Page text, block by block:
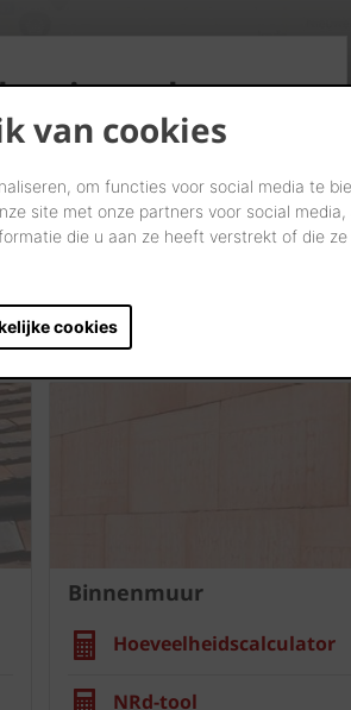
van cookies
om functies voor social media te
site met onze partners voor social
die u aan ze heeft verstrekt of die
cookies
in uw buurt
Binnenmuur
Hoeveelheidscalculator
NRd-tool